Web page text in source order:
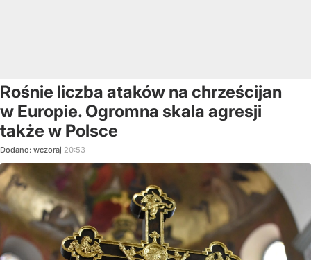
Rośnie liczba ataków na chrześcijan
w Europie. Ogromna skala agresji
także w Polsce
Dodano: wczoraj 20:53